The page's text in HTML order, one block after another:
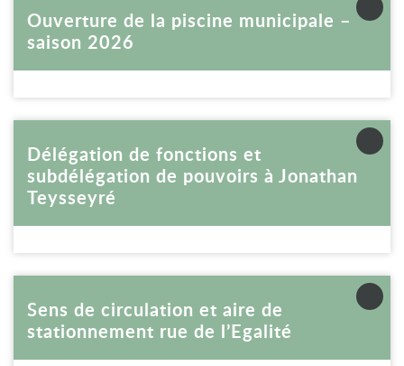
Ouverture de la piscine municipale –
saison 2026
Délégation de fonctions et
subdélégation de pouvoirs à Jonathan
Teysseyré
Sens de circulation et aire de
stationnement rue de l’Egalité